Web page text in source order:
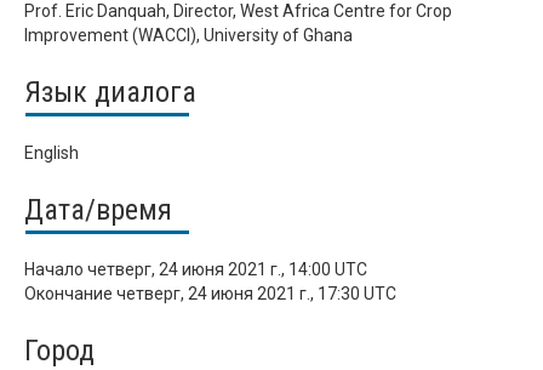
Prof. Eric Danquah, Director, West Africa Centre for Crop
Improvement (WACCI), University of Ghana
Язык диалога
English
Дата/время
Начало четверг, 24 июня 2021 г., 14:00 UTC
Окончание четверг, 24 июня 2021 г., 17:30 UTC
Город